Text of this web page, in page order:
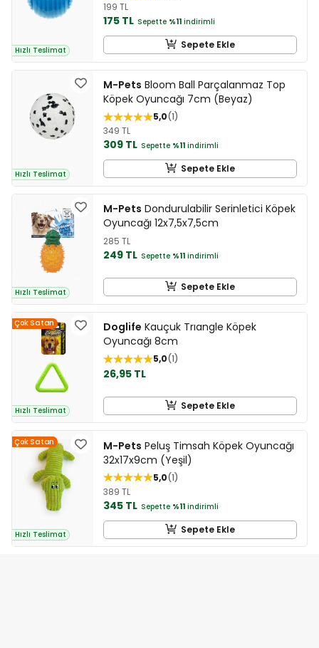
Hızlı Teslimat
199 TL
175 TL Sepette %11 indirimli
Sepete Ekle
Hızlı Teslimat
M-Pets Bloom Ball Parçalanmaz Top
Köpek Oyuncağı 7cm (Beyaz)
5,0 1
349 TL
309 TL Sepette %11 indirimli
Sepete Ekle
Hızlı Teslimat
M-Pets Dondurulabilir Serinletici Köpek
Oyuncağı 12x7,5x7,5cm
285 TL
249 TL Sepette %11 indirimli
Sepete Ekle
Çok Satan
Hızlı Teslimat
Doglife Kauçuk Trıangle Köpek
Oyuncağı 8cm
5,0 1
26,95 TL
Sepete Ekle
Çok Satan
Hızlı Teslimat
M-Pets Peluş Timsah Köpek Oyuncağı
32x17x9cm (Yeşil)
5,0 1
389 TL
345 TL Sepette %11 indirimli
Sepete Ekle